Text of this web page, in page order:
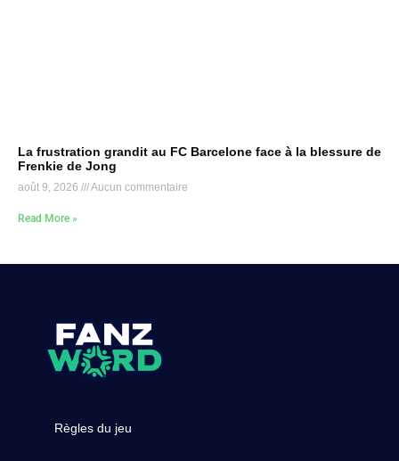
La frustration grandit au FC Barcelone face à la blessure de
Frenkie de Jong
août 9, 2026 Aucun commentaire
Read More »
Règles du jeu